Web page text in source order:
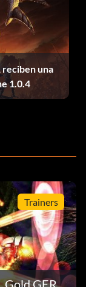
reciben una
1.0.4
Trainers
Gold GER